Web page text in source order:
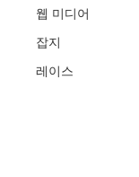
웹 미디어
잡지
레이스